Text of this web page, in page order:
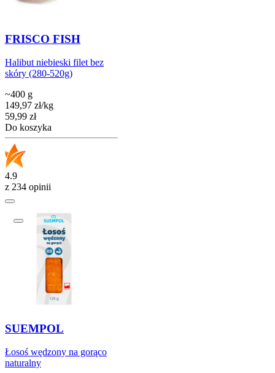
FRISCO FISH
Halibut niebieski filet bez
skóry (280-520g)
~400 g
149,97 zł/kg
Cena
59,99 zł
Do koszyka
4.9
z 234 opinii
SUEMPOL
Łosoś wędzony na gorąco
naturalny